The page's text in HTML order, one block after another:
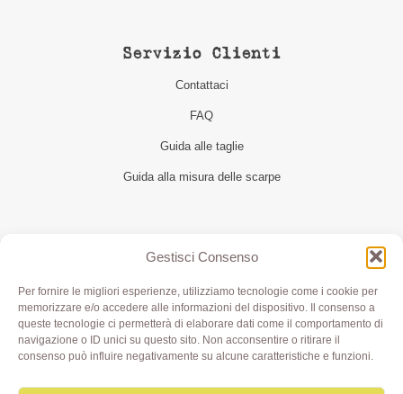
Gestisci Consenso
Per fornire le migliori esperienze, utilizziamo tecnologie come i cookie per
memorizzare e/o accedere alle informazioni del dispositivo. Il consenso a
queste tecnologie ci permetterà di elaborare dati come il comportamento di
navigazione o ID unici su questo sito. Non acconsentire o ritirare il
consenso può influire negativamente su alcune caratteristiche e funzioni.
Servizio Clienti
Contattaci
FAQ
Guida alle taglie
Guida alla misura delle scarpe
Seguici